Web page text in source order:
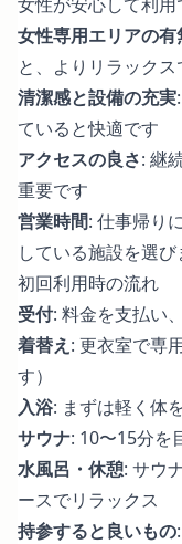
女性専用エリアの有
と、よりリラックス
清潔感と設備の充実
ていると快適です
アクセスの良さ: 継
重要です
営業時間: 仕事帰り
している施設を選び
初回利用時の流れ
受付: 料金を支払い
着替え : 更衣室で専
す）
入浴: まずは軽く体
サウナ: 10〜15分を
水風呂・休憩: サウ
ースでリラックス
持参すると良いもの